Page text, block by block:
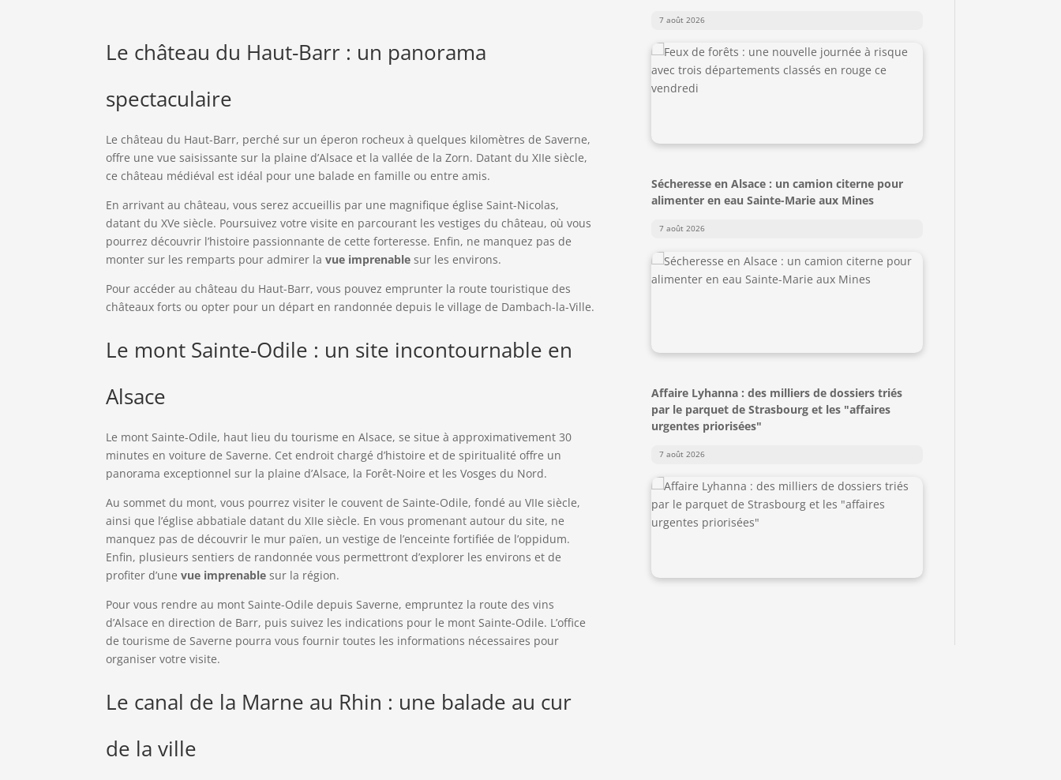
Le château du Haut-Barr : un panorama
spectaculaire
Le château du Haut-Barr, perché sur un éperon rocheux à quelques kilomètres de Saverne,
offre une vue saisissante sur la plaine d’Alsace et la vallée de la Zorn. Datant du XIIe siècle,
ce château médiéval est idéal pour une balade en famille ou entre amis.
En arrivant au château, vous serez accueillis par une magnifique église Saint-Nicolas,
datant du XVe siècle. Poursuivez votre visite en parcourant les vestiges du château, où vous
pourrez découvrir l’histoire passionnante de cette forteresse. Enfin, ne manquez pas de
monter sur les remparts pour admirer lavue imprenable sur les environs.
Pour accéder au château du Haut-Barr, vous pouvez emprunter la route touristique des
châteaux forts ou opter pour un départ en randonnée depuis le village de Dambach-la-Ville.
Le mont Sainte-Odile : un site incontournable en
Alsace
Le mont Sainte-Odile, haut lieu du tourisme en Alsace, se situe à approximativement 30
minutes en voiture de Saverne. Cet endroit chargé d’histoire et de spiritualité offre un
panorama exceptionnel sur la plaine d’Alsace, la Forêt-Noire et les Vosges du Nord.
Au sommet du mont, vous pourrez visiter le couvent de Sainte-Odile, fondé au VIIe siècle,
ainsi que l’église abbatiale datant du XIIe siècle. En vous promenant autour du site, ne
manquez pas de découvrir le mur païen, un vestige de l’enceinte fortifiée de l’oppidum.
Enfin, plusieurs sentiers de randonnée vous permettront d’explorer les environs et de
profiter d’unevue imprenable sur la région.
Pour vous rendre au mont Sainte-Odile depuis Saverne, empruntez la route des vins
d’Alsace en direction de Barr, puis suivez les indications pour le mont Sainte-Odile. L’office
de tourisme de Saverne pourra vous fournir toutes les informations nécessaires pour
organiser votre visite.
Le canal de la Marne au Rhin : une balade au cur
de la ville
7 août 2026
Sécheresse en Alsace : un camion citerne pour
alimenter en eau Sainte-Marie aux Mines
7 août 2026
Affaire Lyhanna : des milliers de dossiers triés
par le parquet de Strasbourg et les "affaires
urgentes priorisées"
7 août 2026